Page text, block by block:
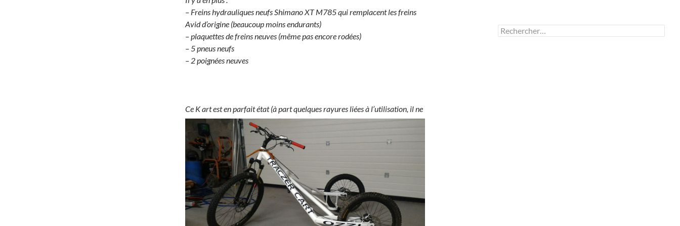
– Freins hydrauliques neufs Shimano XT M785 qui remplacent les freins
Avid d’origine (beaucoup moins endurants)
– plaquettes de freins neuves (même pas encore rodées)
– 5 pneus neufs
– 2 poignées neuves
Ce Kart est en parfait état (à part quelques rayures liées à l’utilisation, il ne
Rechercher :